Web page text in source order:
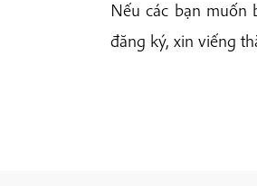
Nếu các bạn muốn
đăng ký, xin viếng